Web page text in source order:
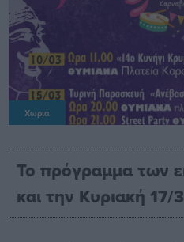
Χωριά
Το πρόγραμμα των
και την Κυριακή 17/3